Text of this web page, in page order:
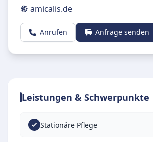
amicalis.de
Anrufen Anfrage senden
Leistungen & Schwerpunkte
Stationäre Pflege